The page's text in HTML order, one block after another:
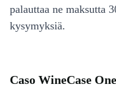
palauttaa ne maksutta
kysymyksiä.
Caso WineCase